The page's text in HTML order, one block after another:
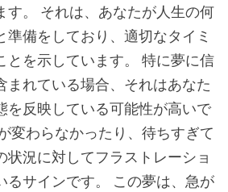
す。 それは、あなたが人生の何
準備をしており、適切なタイミ
とを示しています。 特に夢に信
まれている場合、それはあなた
を反映している可能性が高いで
変わらなかったり、待ちすぎて
状況に対してフラストレーショ
るサインです。 この夢は、急が